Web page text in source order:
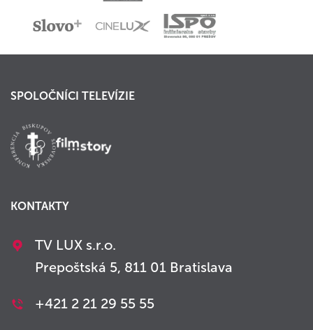
SPOLOČNÍCI TELEVÍZIE
KONTAKTY
TV LUX s.r.o.
Prepoštská 5, 811 01 Bratislava
+421 2 21 29 55 55